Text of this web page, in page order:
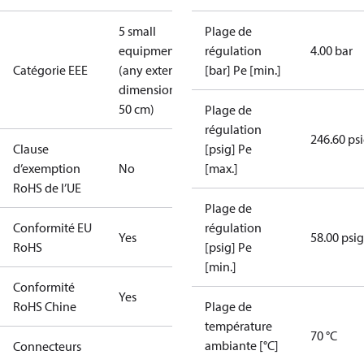
Catégorie EEE
5 small
equipment
(any external
dimension <
50 cm)
Clause
d’exemption
RoHS de l’UE
No
Conformité EU
RoHS
Yes
Conformité
RoHS Chine
Yes
Connecteurs
Plage de
régulation
[bar] Pe [min.]
4.00 bar
Plage de
régulation
[psig] Pe
[max.]
246.60
Plage de
régulation
[psig] Pe
[min.]
58.00 psig
Plage de
température
ambiante [°C]
70 °C